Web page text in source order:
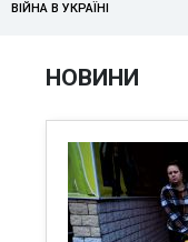
ВІЙНА В УКРАЇНІ
НОВИНИ